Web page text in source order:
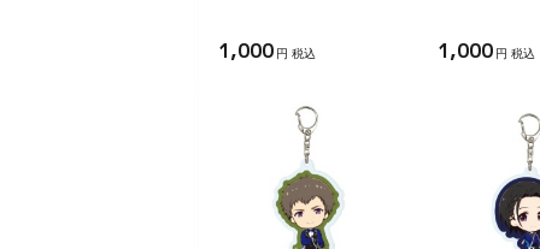
1,000 円 税込 1,000 円 税込